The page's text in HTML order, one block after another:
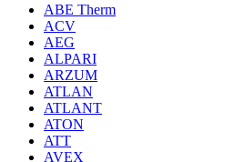
ABE Therm
ACV
AEG
ALPARI
ARZUM
ATLAN
ATLANT
ATON
ATT
AVEX